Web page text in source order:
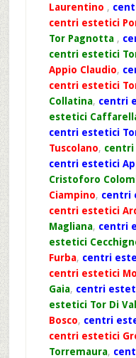
Laurentino ,
centri estetici
Tor Pagnotta ,
centri estetici
Appio Claudio,
centri estetici
Collatina, centri
estetici
centri estetici
Tuscolano, centri
centri estetici
Cristoforo
Ciampino, centri
centri estetici
Magliana, centri
estetici
Furba, centri
centri estetici
Gaia, centri
estetici Tor Di
Bosco, centri
centri estetici
Torremaura,